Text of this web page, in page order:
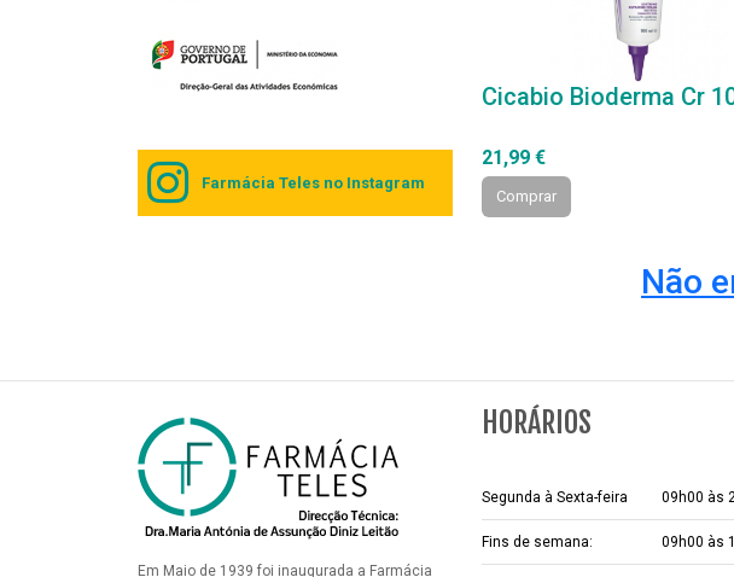
Farmácia Teles no Instagram
Cicabio Bioderma Cr
21,99 €
Comprar
Não
Em Maio de 1939 foi inaugurada a Farmácia
HORÁRIOS
Segunda à Sexta-feira 09h00 às
Fins de semana: 09h00 às